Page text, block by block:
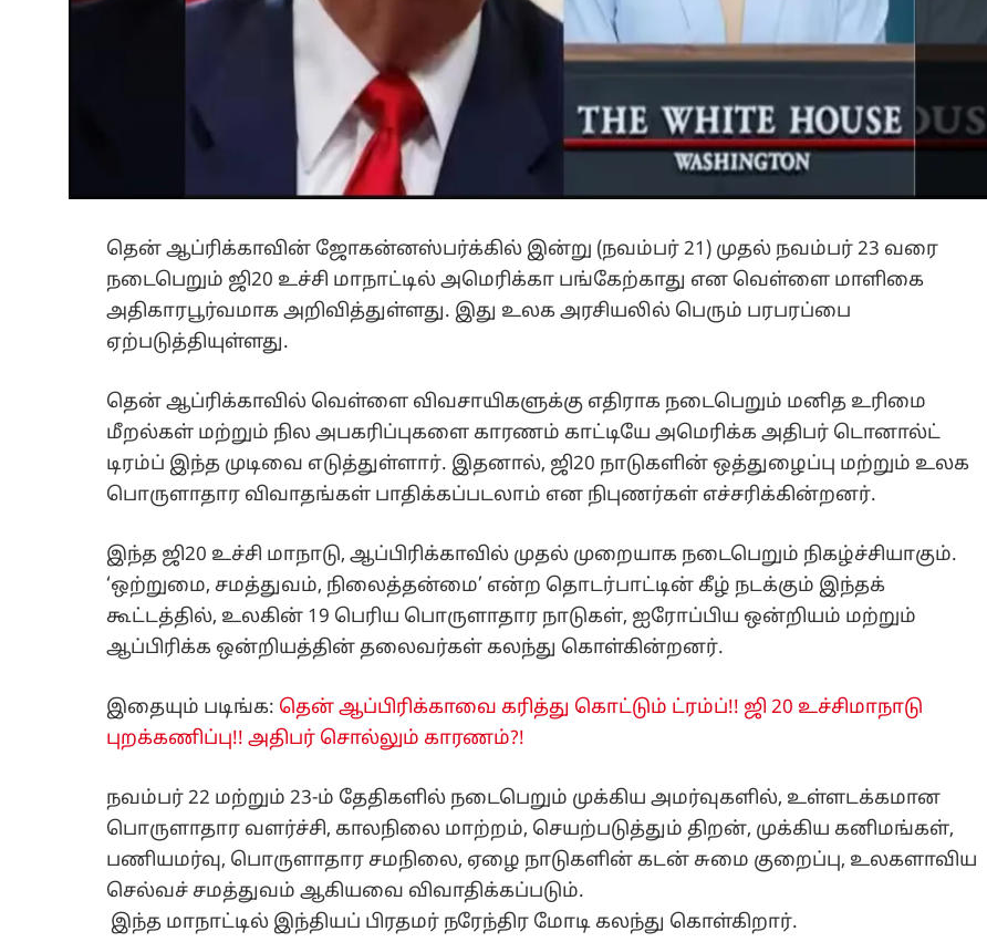
தென் ஆப்ரிக்காவின் ஜோகன்னஸ்பர்க்கில் இன்று (நவம்பர் 21) முதல் நவம்பர் 23 வரை
நடைபெறும் ஜி20 உச்சி மாநாட்டில் அமெரிக்கா பங்கேற்காது என வெள்ளை மாளிகை
அதிகாரபூர்வமாக அறிவித்துள்ளது. இது உலக அரசியலில் பெரும் பரபரப்பை
ஏற்படுத்தியுள்ளது.
தென் ஆப்ரிக்காவில் வெள்ளை விவசாயிகளுக்கு எதிராக நடைபெறும் மனித உரிமை
மீறல்கள் மற்றும் நில அபகரிப்புகளை காரணம் காட்டியே அமெரிக்க அதிபர் டொனால்ட்
டிரம்ப் இந்த முடிவை எடுத்துள்ளார். இதனால், ஜி20 நாடுகளின் ஒத்துழைப்பு மற்றும் உலக
பொருளாதார விவாதங்கள் பாதிக்கப்படலாம் என நிபுணர்கள் எச்சரிக்கின்றனர்.
இந்த ஜி20 உச்சி மாநாடு, ஆப்பிரிக்காவில் முதல் முறையாக நடைபெறும் நிகழ்ச்சியாகும்.
‘ஒற்றுமை, சமத்துவம், நிலைத்தன்மை’ என்ற தொடர்பாட்டின் கீழ் நடக்கும் இந்தக்
கூட்டத்தில், உலகின் 19 பெரிய பொருளாதார நாடுகள், ஐரோப்பிய ஒன்றியம் மற்றும்
ஆப்பிரிக்க ஒன்றியத்தின் தலைவர்கள் கலந்து கொள்கின்றனர்.
இதையும் படிங்க: தென் ஆப்பிரிக்காவை கரித்து கொட்டும் ட்ரம்ப்!! ஜி 20 உச்சிமாநாடு
புறக்கணிப்பு!! அதிபர் சொல்லும் காரணம்?!
நவம்பர் 22 மற்றும் 23-ம் தேதிகளில் நடைபெறும் முக்கிய அமர்வுகளில், உள்ளடக்கமான
பொருளாதார வளர்ச்சி, காலநிலை மாற்றம், செயற்படுத்தும் திறன், முக்கிய கனிமங்கள்,
பணியமர்வு, பொருளாதார சமநிலை, ஏழை நாடுகளின் கடன் சுமை குறைப்பு, உலகளாவிய
செல்வச் சமத்துவம் ஆகியவை விவாதிக்கப்படும்.
இந்த மாநாட்டில் இந்தியப் பிரதமர் நரேந்திர மோடி கலந்து கொள்கிறார்.